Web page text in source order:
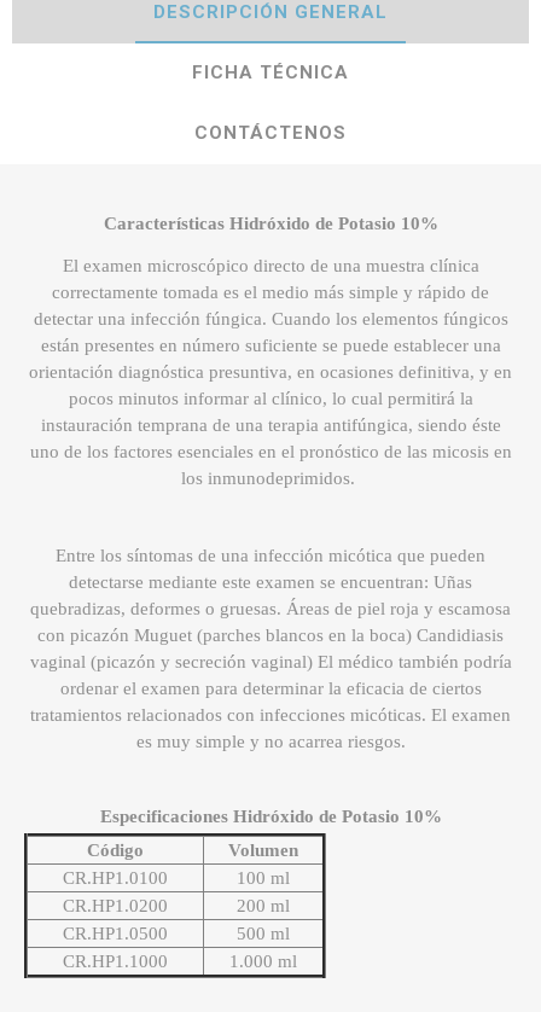
DESCRIPCIÓN GENERAL
FICHA TÉCNICA
CONTÁCTENOS
Características Hidróxido de Potasio 10%
El examen microscópico directo de una muestra clínica
correctamente tomada es el medio más simple y rápido de
detectar una infección fúngica. Cuando los elementos fúngicos
están presentes en número suficiente se puede establecer una
orientación diagnóstica presuntiva, en ocasiones definitiva, y en
pocos minutos informar al clínico, lo cual permitirá la
instauración temprana de una terapia antifúngica, siendo éste
uno de los factores esenciales en el pronóstico de las micosis en
los inmunodeprimidos.
Entre los síntomas de una infección micótica que pueden
detectarse mediante este examen se encuentran: Uñas
quebradizas, deformes o gruesas. Áreas de piel roja y escamosa
con picazón Muguet (parches blancos en la boca) Candidiasis
vaginal (picazón y secreción vaginal) El médico también podría
ordenar el examen para determinar la eficacia de ciertos
tratamientos relacionados con infecciones micóticas. El examen
es muy simple y no acarrea riesgos.
Especificaciones Hidróxido de Potasio 10%
Código
Volumen
CR.HP1.0100
100 ml
CR.HP1.0200
200 ml
CR.HP1.0500
500 ml
CR.HP1.1000
1.000 ml